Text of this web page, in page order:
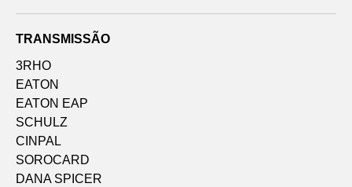
TRANSMISSÃO
3RHO
EATON
EATON EAP
SCHULZ
CINPAL
SOROCARD
DANA SPICER